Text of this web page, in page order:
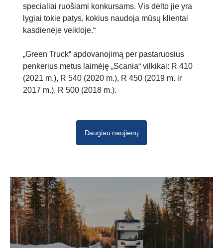
specialiai ruošiami konkursams. Vis dėlto jie yra
lygiai tokie patys, kokius naudoja mūsų klientai
kasdienėje veikloje.“
„Green Truck“ apdovanojimą per pastaruosius
penkerius metus laimėję „Scania“ vilkikai: R 410
(2021 m.), R 540 (2020 m.), R 450 (2019 m. ir
2017 m.), R 500 (2018 m.).
Daugiau naujienų